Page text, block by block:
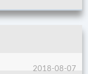
2018-08-07